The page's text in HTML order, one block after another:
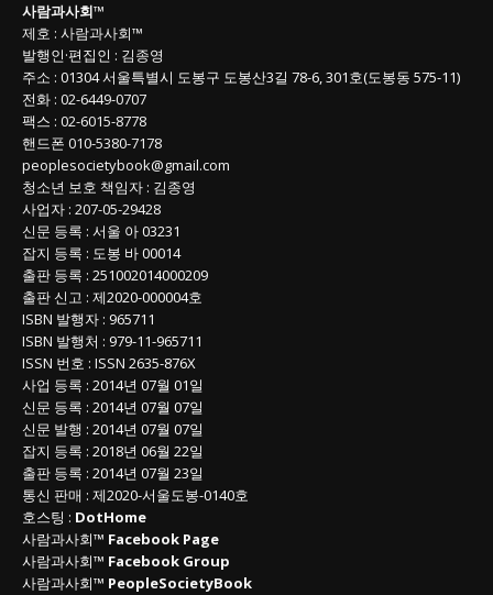
목
록
사람과사회™
제호 : 사람과사회™
발행인·편집인 : 김종영
주소 : 01304서울특별시 도봉구 도봉산3길 78-6, 301호(도봉동 575-11)
전화 : 02-6449-0707
팩스 : 02-6015-8778
핸드폰 010-5380-7178
peoplesocietybook@gmail.com
청소년 보호 책임자 : 김종영
사업자 : 207-05-29428
신문 등록 : 서울 아 03231
잡지 등록 : 도봉 바 00014
출판 등록 : 251002014000209
출판 신고 : 제2020-000004호
ISBN 발행자 : 965711
ISBN 발행처 : 979-11-965711
ISSN 번호 : ISSN 2635-876X
사업 등록 : 2014년 07월 01일
신문 등록 : 2014년 07월 07일
신문 발행 : 2014년 07월 07일
잡지 등록 : 2018년 06월 22일
출판 등록 : 2014년 07월 23일
통신 판매 : 제2020-서울도봉-0140호
호스팅 : DotHome
사람과사회™ Facebook Page
사람과사회™ Facebook Group
사람과사회™ PeopleSocietyBook